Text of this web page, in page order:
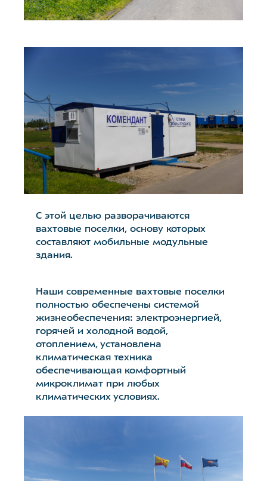
С этой целью разворачиваются
вахтовые поселки, основу которых
составляют мобильные модульные
здания.
Наши современные вахтовые поселки
полностью обеспечены системой
жизнеобеспечения: электроэнергией,
горячей и холодной водой,
отоплением, установлена
климатическая техника
обеспечивающая комфортный
микроклимат при любых
климатических условиях.